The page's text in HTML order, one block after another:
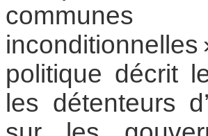
politique décrit
les détenteurs